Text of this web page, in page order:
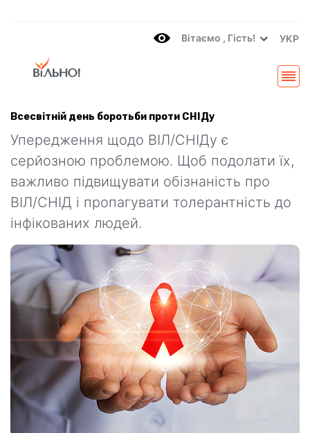
Вітаємo , Гість! УКР
Всесвітній день боротьби проти СНІДу
Упередження щодо ВІЛ/СНІДу є
серйозною проблемою. Щоб подолати їх,
важливо підвищувати обізнаність про
ВІЛ/СНІД і пропагувати толерантність до
інфікованих людей.